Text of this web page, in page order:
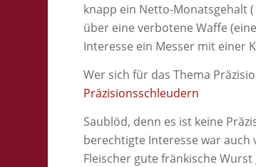
knapp ein Netto-Monatsgehalt
über eine verbotene Waffe
Interesse ein Messer mit einer
Wer sich für das Thema
Präzisionsschleudern
Saublöd, denn es ist keine
berechtigte Interesse war
Fleischer gute fränkische